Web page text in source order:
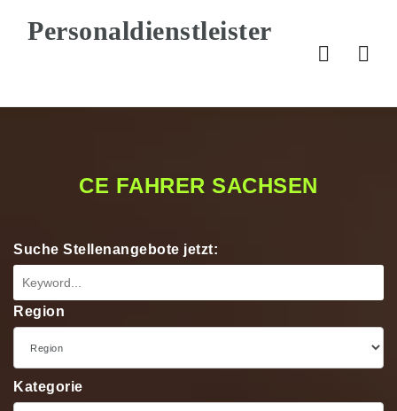
CE FAHRER SACHSEN
Suche Stellenangebote jetzt:
Region
Kategorie